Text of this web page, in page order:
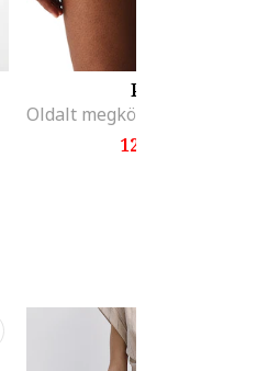
PENTI
12.099 Ft